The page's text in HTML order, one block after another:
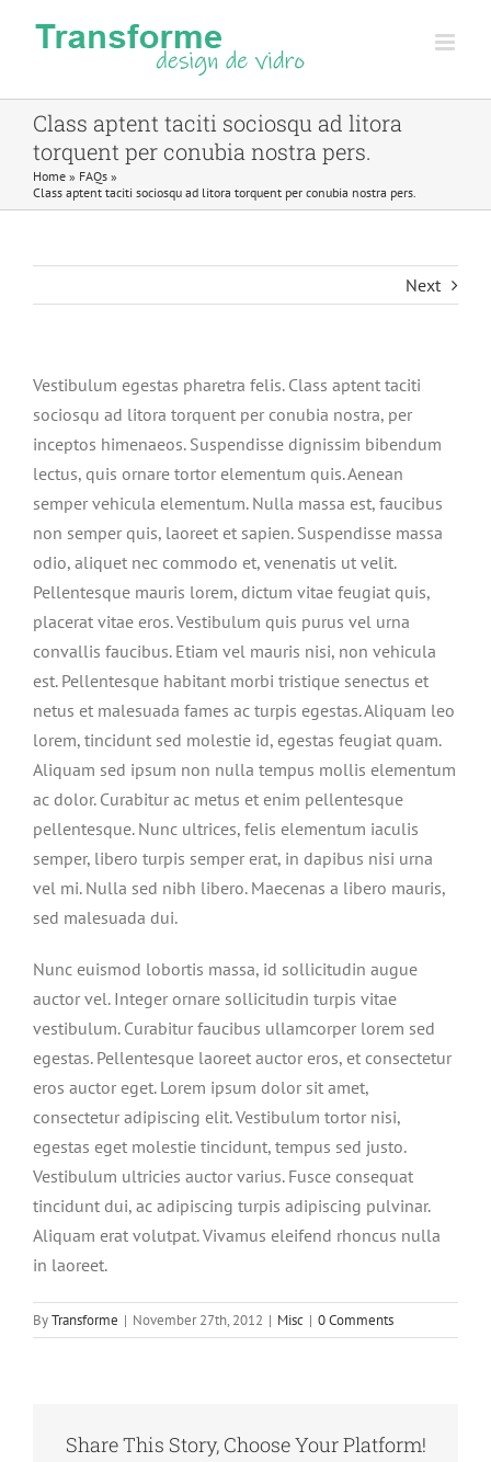
Class aptent taciti sociosqu ad litora
torquent per conubia nostra pers.
Home » FAQs »
Class aptent taciti sociosqu ad litora torquent per conubia nostra pers.
Next
Vestibulum egestas pharetra felis. Class aptent taciti
sociosqu ad litora torquent per conubia nostra, per
inceptos himenaeos. Suspendisse dignissim bibendum
lectus, quis ornare tortor elementum quis. Aenean
semper vehicula elementum. Nulla massa est, faucibus
non semper quis, laoreet et sapien. Suspendisse massa
odio, aliquet nec commodo et, venenatis ut velit.
Pellentesque mauris lorem, dictum vitae feugiat quis,
placerat vitae eros. Vestibulum quis purus vel urna
convallis faucibus. Etiam vel mauris nisi, non vehicula
est. Pellentesque habitant morbi tristique senectus et
netus et malesuada fames ac turpis egestas. Aliquam leo
lorem, tincidunt sed molestie id, egestas feugiat quam.
Aliquam sed ipsum non nulla tempus mollis elementum
ac dolor. Curabitur ac metus et enim pellentesque
pellentesque. Nunc ultrices, felis elementum iaculis
semper, libero turpis semper erat, in dapibus nisi urna
vel mi. Nulla sed nibh libero. Maecenas a libero mauris,
sed malesuada dui.
Nunc euismod lobortis massa, id sollicitudin augue
auctor vel. Integer ornare sollicitudin turpis vitae
vestibulum. Curabitur faucibus ullamcorper lorem sed
egestas. Pellentesque laoreet auctor eros, et consectetur
eros auctor eget. Lorem ipsum dolor sit amet,
consectetur adipiscing elit. Vestibulum tortor nisi,
egestas eget molestie tincidunt, tempus sed justo.
Vestibulum ultricies auctor varius. Fusce consequat
tincidunt dui, ac adipiscing turpis adipiscing pulvinar.
Aliquam erat volutpat. Vivamus eleifend rhoncus nulla
in laoreet.
ByTransforme | November 27th, 2012 | Misc | 0 Comments
Share This Story, Choose Your Platform!